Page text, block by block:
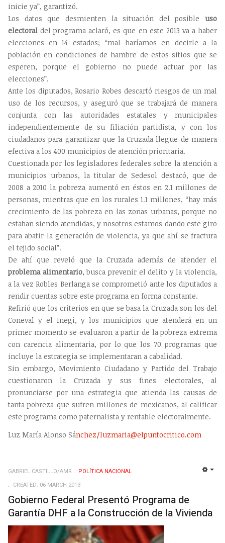
inicie ya”, garantizó.
Los datos que desmienten la situación del posible uso
electoral del programa aclaró, es que en este 2013 va a haber
elecciones en 14 estados; “mal haríamos en decirle a la
población en condiciones de hambre de estos sitios que se
esperen, porque el gobierno no puede actuar por las
elecciones”.
Ante los diputados, Rosario Robes descartó riesgos de un mal
uso de los recursos, y aseguró que se trabajará de manera
conjunta con las autoridades estatales y municipales
independientemente de su filiación partidista, y con los
ciudadanos para garantizar que la Cruzada llegue de manera
efectiva a los 400 municipios de atención prioritaria.
Cuestionada por los legisladores federales sobre la atención a
municipios urbanos, la titular de Sedesol destacó, que de
2008 a 2010 la pobreza aumentó en éstos en 2.1 millones de
personas, mientras que en los rurales 1.1 millones, “hay más
crecimiento de las pobreza en las zonas urbanas, porque no
estaban siendo atendidas, y nosotros estamos dando este giro
para abatir la generación de violencia, ya que ahí se fractura
el tejido social”.
De ahí que reveló que la Cruzada además de atender el
problema alimentario, busca prevenir el delito y la violencia,
a la vez Robles Berlanga se comprometió ante los diputados a
rendir cuentas sobre este programa en forma constante.
Refirió que los criterios en que se basa la Cruzada son los del
Coneval y el Inegi, y los municipios que atenderá en un
primer momento se evaluaron a partir de la pobreza extrema
con carencia alimentaria, por lo que los 70 programas que
incluye la estrategia se implementaran a cabalidad.
Sin embargo, Movimiento Ciudadano y Partido del Trabajo
cuestionaron la Cruzada y sus fines electorales, al
pronunciarse por una estrategia que atienda las causas de
tanta pobreza que sufren millones de mexicanos, al calificar
este programa como paternalista y rentable electoralmente.
Luz María Alonso Sánchez/luzmaria@elpuntocritico.com
GABRIEL CASTILLO/AMR
POLÍ­TICA NACIONAL
CREATED: 06 MARCH 2013
Gobierno Federal Presentó Programa de
Garantía DHF a la Construcción de la Vivienda